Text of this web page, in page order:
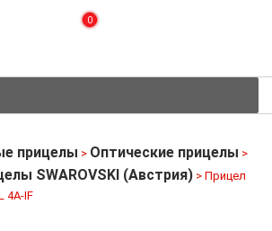
0
прицелы > Оптические прицелы >
SWAROVSKI (Австрия) > Прицел
4A-IF